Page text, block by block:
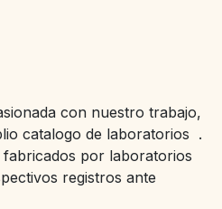
con nuestro trabajo,
catalogo de laboratorios .
por laboratorios
registros ante